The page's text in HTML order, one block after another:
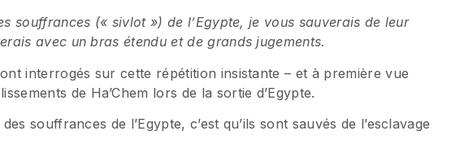
souffrances (« sivlot ») de l’Egypte, je vous sauverais de leur
avec un bras étendu et de grands jugements.
interrogés sur cette répétition insistante – et à première vue
de Ha’Chem lors de la sortie d’Egypte.
souffrances de l’Egypte, c’est qu’ils sont sauvés de l’esclavage